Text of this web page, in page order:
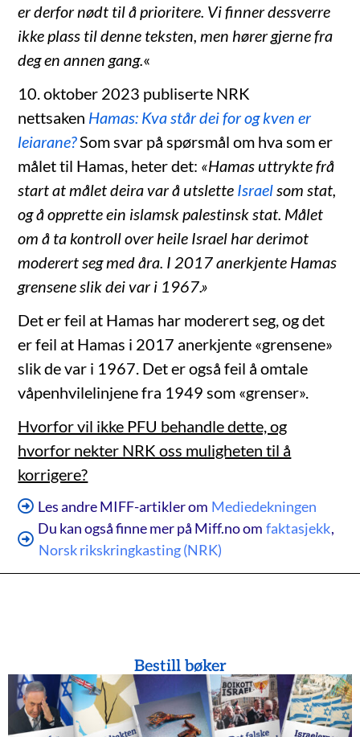
er derfor nødt til å prioritere. Vi finner dessverre
ikke plass til denne teksten, men hører gjerne fra
deg en annen gang.«
10. oktober 2023 publiserte NRK
nettsaken Hamas: Kva står dei for og kven er
leiarane?Som svar på spørsmål om hva som er
målet til Hamas, heter det: «Hamas uttrykte frå
start at målet deira var å utslette Israelsom stat,
og å opprette ein islamsk palestinsk stat. Målet
om å ta kontroll over heile Israel har derimot
moderert seg med åra. I 2017 anerkjente Hamas
grensene slik dei var i 1967.»
Det er feil at Hamas har moderert seg, og det
er feil at Hamas i 2017 anerkjente «grensene»
slik de var i 1967. Det er også feil å omtale
våpenhvilelinjene fra 1949 som «grenser».
Hvorfor vil ikke PFU behandle dette, og
hvorfor nekter NRK oss muligheten til å
korrigere?
Les andre MIFF-artikler om Mediedekningen
Du kan også finne mer på Miff.no om faktasjekk,
Norsk rikskringkasting (NRK)
Bestill bøker